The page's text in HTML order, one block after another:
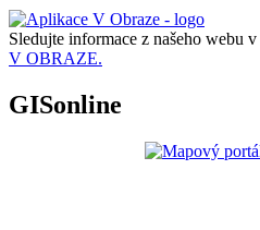
Sledujte informace z našeho webu v
V OBRAZE.
GISonline